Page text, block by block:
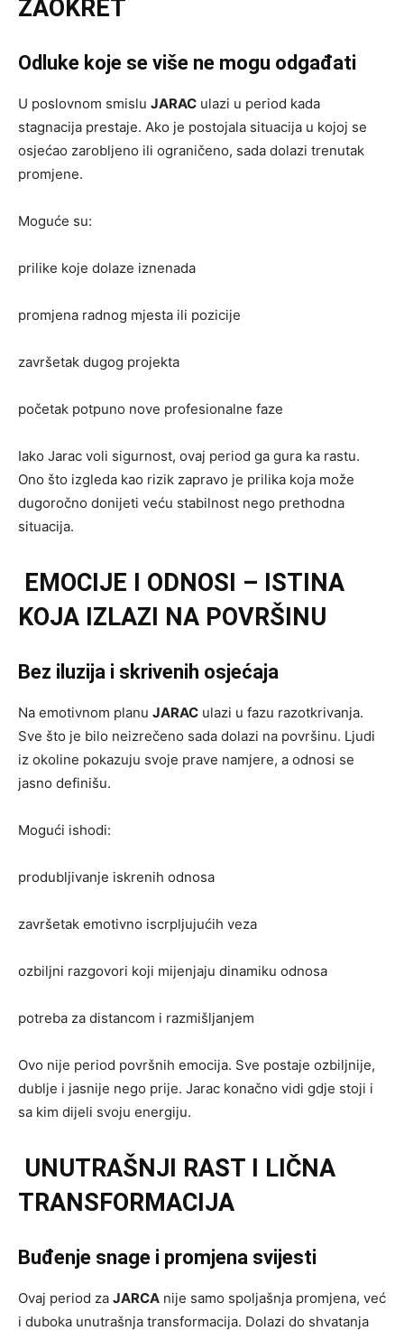
ZAOKRET
Odluke koje se više ne mogu odgađati
U poslovnom smislu JARAC ulazi u period kada
stagnacija prestaje. Ako je postojala situacija u kojoj se
osjećao zarobljeno ili ograničeno, sada dolazi trenutak
promjene.
Moguće su:
prilike koje dolaze iznenada
promjena radnog mjesta ili pozicije
završetak dugog projekta
početak potpuno nove profesionalne faze
Iako Jarac voli sigurnost, ovaj period ga gura ka rastu.
Ono što izgleda kao rizik zapravo je prilika koja može
dugoročno donijeti veću stabilnost nego prethodna
situacija.
EMOCIJE I ODNOSI – ISTINA
KOJA IZLAZI NA POVRŠINU
Bez iluzija i skrivenih osjećaja
Na emotivnom planu JARAC ulazi u fazu razotkrivanja.
Sve što je bilo neizrečeno sada dolazi na površinu. Ljudi
iz okoline pokazuju svoje prave namjere, a odnosi se
jasno definišu.
Mogući ishodi:
produbljivanje iskrenih odnosa
završetak emotivno iscrpljujućih veza
ozbiljni razgovori koji mijenjaju dinamiku odnosa
potreba za distancom i razmišljanjem
Ovo nije period površnih emocija. Sve postaje ozbiljnije,
dublje i jasnije nego prije. Jarac konačno vidi gdje stoji i
sa kim dijeli svoju energiju.
UNUTRAŠNJI RAST I LIČNA
TRANSFORMACIJA
Buđenje snage i promjena svijesti
Ovaj period za JARCA nije samo spoljašnja promjena, već
i duboka unutrašnja transformacija. Dolazi do shvatanja